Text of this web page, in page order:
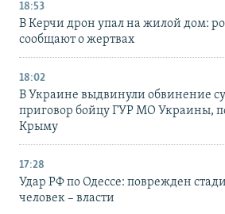
18:53
В Керчи дрон упал на жилой дом:
сообщают о жертвах
18:02
В Украине выдвинули обвинение
приговор бойцу ГУР МО Украины,
Крыму
17:28
Удар РФ по Одессе: поврежден
человек – власти